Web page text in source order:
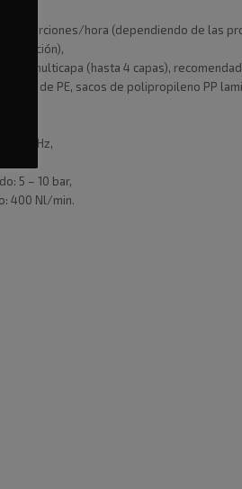
kg,
800 porciones/hora (dependiendo de las
porción),
multicapa (hasta 4 capas),
de PE, sacos de polipropileno PP
50Hz,
5 – 10 bar,
400 Nl/min.